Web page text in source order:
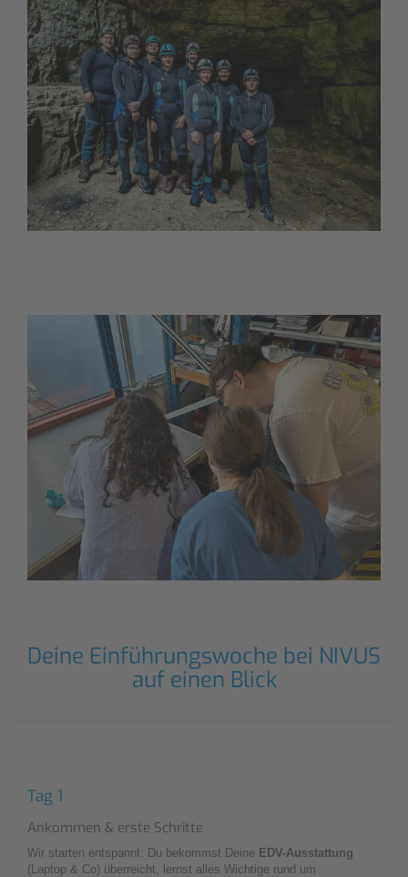
Deine Einführungswoche bei NIVUS
auf einen Blick
Tag 1
Ankommen & erste Schritte
Wir starten entspannt: Du bekommst Deine EDV-Ausstattung
(Laptop & Co) überreicht, lernst alles Wichtige rund um